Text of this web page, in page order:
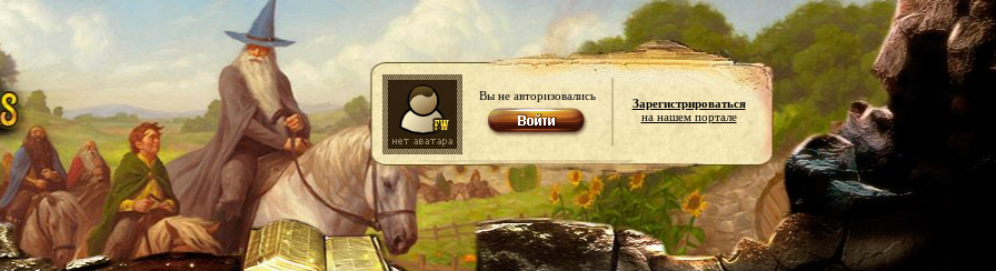
Вы не авторизовались
Зарегистрироваться
на нашем портале